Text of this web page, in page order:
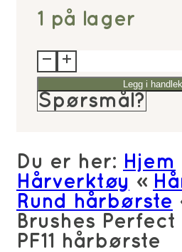
1 på lager
Kent
Brushes
Perfect
PF11
hårbørste
antall
Legg i
Spørsmål?
Du er her: Hjem
Hårverktøy »
Rund hårbørste
Brushes
PF11 hårbørste